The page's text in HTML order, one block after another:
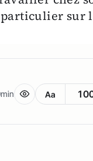
sur
Aa